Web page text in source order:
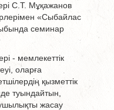
С.Т. Мұқажанов
«Сыбайлас
семинар
- мемлекеттiк
оларға
қызметтiк
туындайтын,
жасау